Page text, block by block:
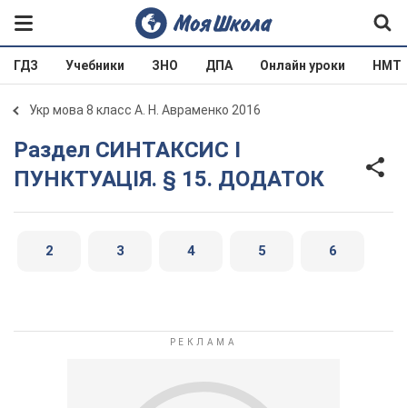
ГДЗ Учебники ЗНО ДПА Онлайн уроки НМТ
Укр мова 8 класс А. Н. Авраменко 2016
Раздел СИНТАКСИС І
ПУНКТУАЦІЯ. § 15. ДОДАТОК
2 3 4 5 6